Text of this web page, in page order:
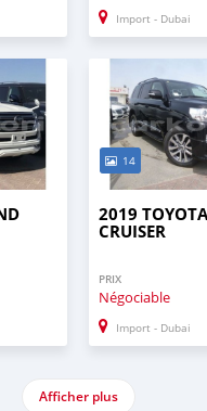
Import - Dubai
14
2019
CRUISER
PRIX
Négociable
Import - Dubai
Afficher plus